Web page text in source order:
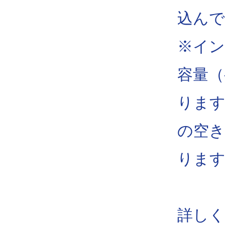
込ん
※イン
容量
りま
の空
りま
詳し